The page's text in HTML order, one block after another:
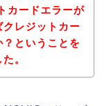
カードエラーが
レジットカー
？ということを
。